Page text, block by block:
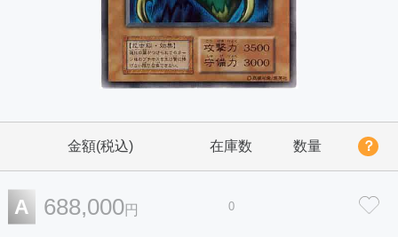
金額(税込) 在庫数 数量 ？
A 688,000円 0